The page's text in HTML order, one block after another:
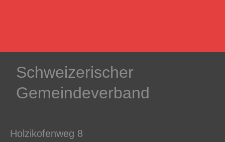
Schweizerischer
Gemeindeverband
Holzikofenweg 8